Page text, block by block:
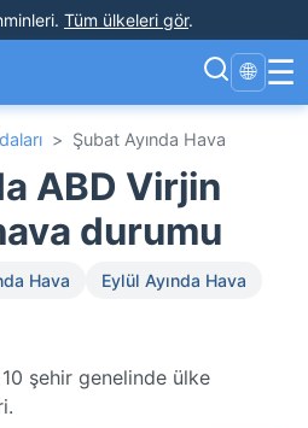
. Tüm ülkeleri gör.
🌐 ☰
> Şubat Ayında Hava
ABD Virjin
durumu
Hava
Eylül Ayında Hava
şehir genelinde ülke